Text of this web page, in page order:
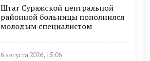
Штат Суражской центральной
районной больницы пополнился
молодым специалистом
6 августа 2026, 15:06